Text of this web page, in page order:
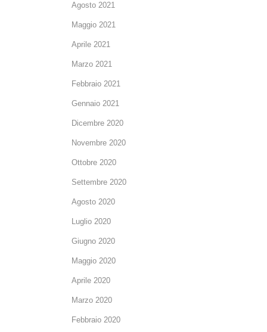
Agosto 2021
Maggio 2021
Aprile 2021
Marzo 2021
Febbraio 2021
Gennaio 2021
Dicembre 2020
Novembre 2020
Ottobre 2020
Settembre 2020
Agosto 2020
Luglio 2020
Giugno 2020
Maggio 2020
Aprile 2020
Marzo 2020
Febbraio 2020